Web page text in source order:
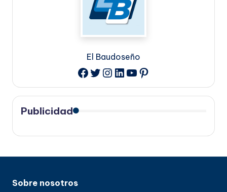
El Baudoseño
Facebook
Twitter
Instagram
LinkedIn
YouTube
Pinterest
Publicidad
Sobre nosotros